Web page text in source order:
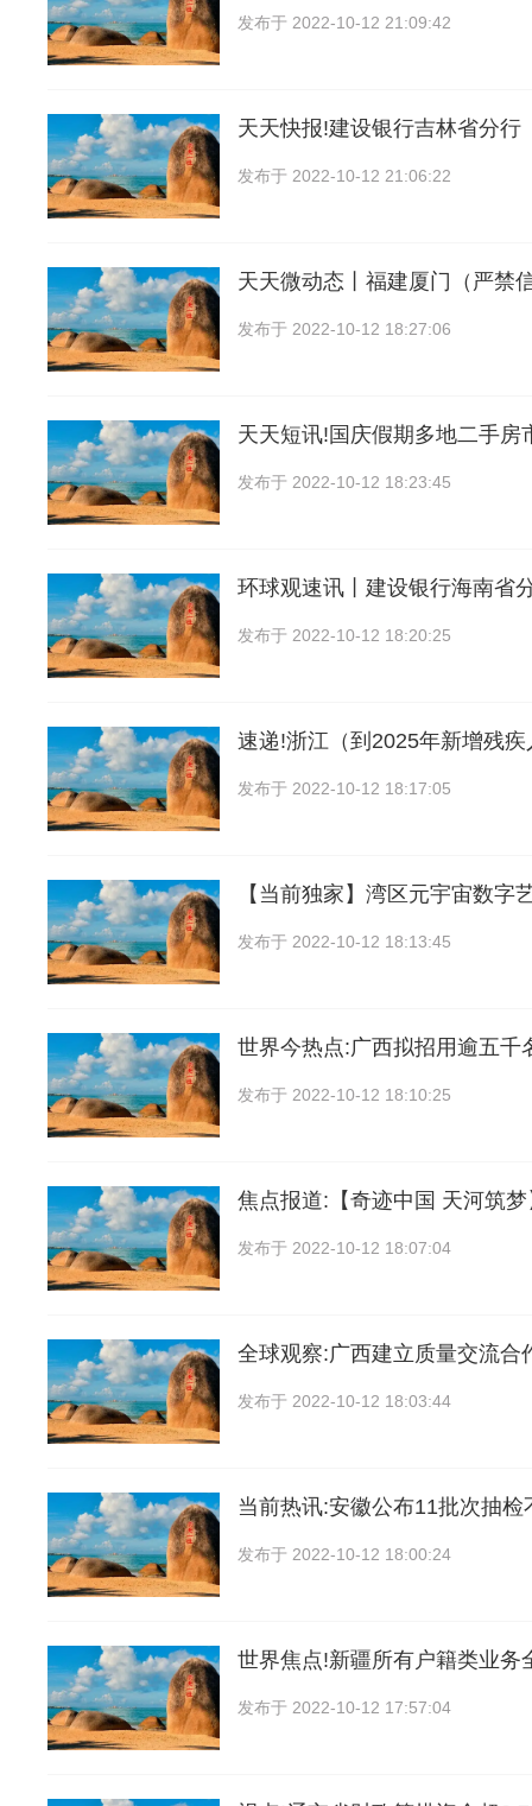
发布于 2022-10-12 21:09:42
天天快报!建设银行吉林省分行
发布于 2022-10-12 21:06:22
天天微动态丨福建厦门（严禁
发布于 2022-10-12 18:27:06
天天短讯!国庆假期多地二手房
发布于 2022-10-12 18:23:45
环球观速讯丨建设银行海南省
发布于 2022-10-12 18:20:25
速递!浙江（到2025年新增残
发布于 2022-10-12 18:17:05
【当前独家】湾区元宇宙数字
发布于 2022-10-12 18:13:45
世界今热点:广西拟招用逾五千
发布于 2022-10-12 18:10:25
焦点报道:【奇迹中国 天河筑
发布于 2022-10-12 18:07:04
全球观察:广西建立质量交流合
发布于 2022-10-12 18:03:44
当前热讯:安徽公布11批次抽检
发布于 2022-10-12 18:00:24
世界焦点!新疆所有户籍类业务
发布于 2022-10-12 17:57:04